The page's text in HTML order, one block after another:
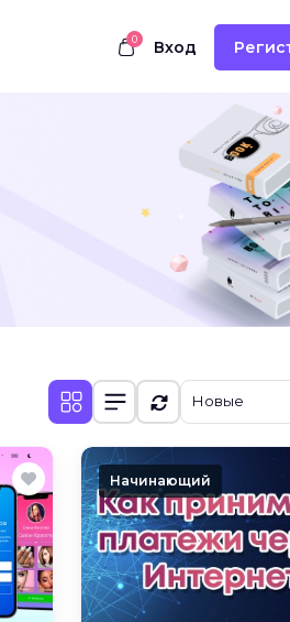
0 Вход
Новые
Начинающий